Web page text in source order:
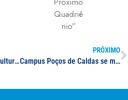
Quadriê
nio”
“Educação e Patrimônio Cultural” é tema de curso on-line que será oferecido pela UNIFAL-MG em parceria com a Universidade de Granada a partir do dia 22
PRÓXIMO
Campus Poços de Caldas se movimenta em atividades comemorativas dos 105 anos da Instituição e 10 anos do campus